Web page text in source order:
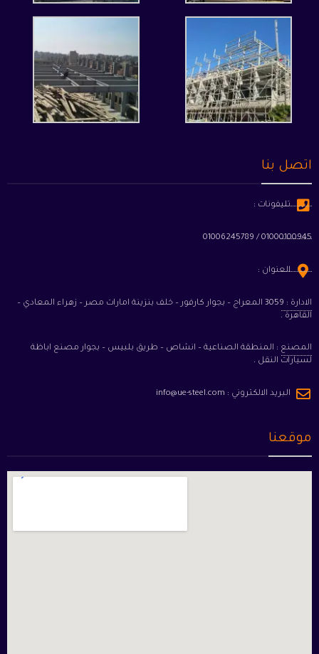
اتصل بنا
تليفونات :
01000100945 / 01006245789
العنوان :
الادارة : 3059 المعراج – بجوار كارفور – خلف بنزينة امارات مصر – زهراء المعادي –
القاهرة .
المصنع : المنطقة الصناعية – انشاص – طريق بلبيس – بجوار مصنع اباظة
لسيارات النقل .
البريد الالكتروني : info@ue-steel.com
موقعنا